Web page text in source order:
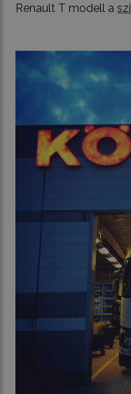
Renault T modell a